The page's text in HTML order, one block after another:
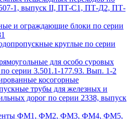
1, выпуск II, ПТ-С1, ПТ-Д2, ПТ-
и ограждающие блоки по серии
круглые по серии
для особо суровых
серии 3.501.1-177.93. Вып. 1-2
косогорные
трубы для железных и
дорог по серии 2338, выпуск
ФМ1, ФМ2, ФМ3, ФМ4, ФМ5,